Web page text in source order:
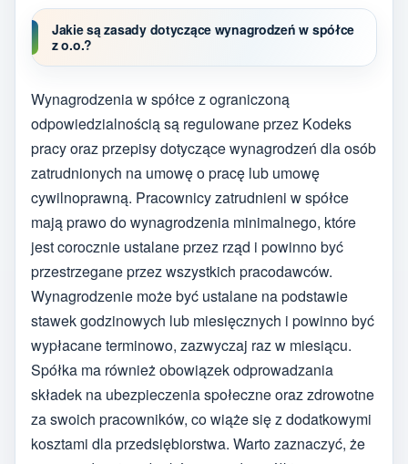
Jakie są zasady dotyczące wynagrodzeń w spółce
z o.o.?
Wynagrodzenia w spółce z ograniczoną
odpowiedzialnością są regulowane przez Kodeks
pracy oraz przepisy dotyczące wynagrodzeń dla osób
zatrudnionych na umowę o pracę lub umowę
cywilnoprawną. Pracownicy zatrudnieni w spółce
mają prawo do wynagrodzenia minimalnego, które
jest corocznie ustalane przez rząd i powinno być
przestrzegane przez wszystkich pracodawców.
Wynagrodzenie może być ustalane na podstawie
stawek godzinowych lub miesięcznych i powinno być
wypłacane terminowo, zazwyczaj raz w miesiącu.
Spółka ma również obowiązek odprowadzania
składek na ubezpieczenia społeczne oraz zdrowotne
za swoich pracowników, co wiąże się z dodatkowymi
kosztami dla przedsiębiorstwa. Warto zaznaczyć, że